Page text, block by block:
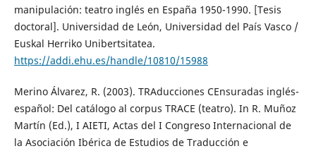
manipulación: teatro inglés en España 1950-1990. [Tesis
doctoral]. Universidad de León, Universidad del País Vasco /
Euskal Herriko Unibertsitatea.
https://addi.ehu.es/handle/10810/15988
Merino Álvarez, R. (2003). TRAducciones CEnsuradas inglés-
español: Del catálogo al corpus TRACE (teatro). In R. Muñoz
Martín (Ed.), I AIETI, Actas del I Congreso Internacional de
la Asociación Ibérica de Estudios de Traducción e